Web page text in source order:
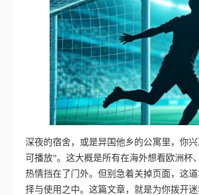
深夜的宿舍，或是异国他乡的公寓里，你
可播放”。这大概是所有在海外想看欧洲
热情挡在了门外。但别急着关掉页面，这
择与使用之中。这篇文章，就是为你拨开